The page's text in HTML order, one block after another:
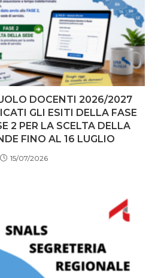
DOCENTI 2026/2027
GLI ESITI DELLA FASE
2 PER LA SCELTA DELLA
FINO AL 16 LUGLIO
15/07/2026